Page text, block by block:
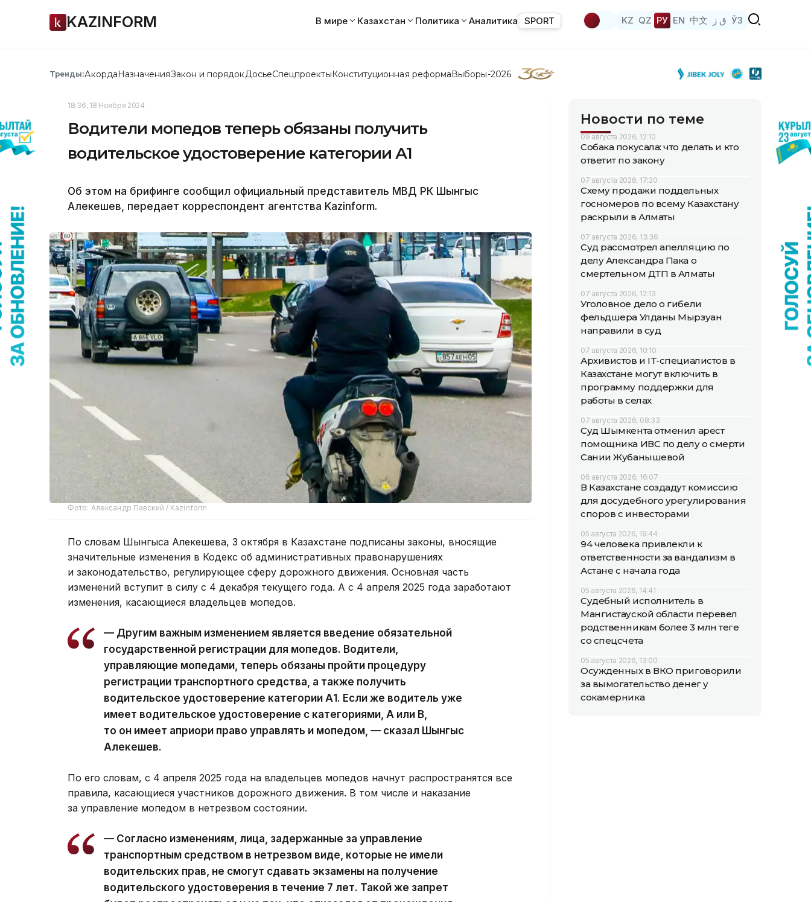
KAZINFORM В мире Казахстан Политика Аналитика SPORT KZ QZ РУ EN 中文 ق ز ЎЗ
Тренды:АкордаНазначенияЗакон и порядок ДосьеСпецпроектыКонституционная реформаВыборы-2026
18:36, 18 Ноября 2024
Водители мопедов теперь обязаны получить
водительское удостоверение категории А1
Об этом на брифинге сообщил официальный представитель МВД РК Шынгыс
Алекешев, передает корреспондент агентства Kazinform.
Фото: Александр Павский / Kazinform
По словам Шынгыса Алекешева, 3 октября в Казахстане подписаны законы, вносящие
значительные изменения в Кодекс об административных правонарушениях
и законодательство, регулирующее сферу дорожного движения. Основная часть
изменений вступит в силу с 4 декабря текущего года. А с 4 апреля 2025 года заработают
изменения, касающиеся владельцев мопедов.
— Другим важным изменением является введение обязательной
государственной регистрации для мопедов. Водители,
управляющие мопедами, теперь обязаны пройти процедуру
регистрации транспортного средства, а также получить
водительское удостоверение категории А1. Если же водитель уже
имеет водительское удостоверение с категориями, А или В,
то он имеет априори право управлять и мопедом, — сказал Шынгыс
Алекешев.
По его словам, с 4 апреля 2025 года на владельцев мопедов начнут распространятся все
правила, касающиеся участников дорожного движения. В том числе и наказание
за управление мопедом в нетрезвом состоянии.
— Согласно изменениям, лица, задержанные за управление
транспортным средством в нетрезвом виде, которые не имели
водительских прав, не смогут сдавать экзамены на получение
водительского удостоверения в течение 7 лет. Такой же запрет
Новости по теме
09 августа 2026, 12:10
Собака покусала: что делать и кто
ответит по закону
07 августа 2026, 17:20
Схему продажи поддельных
госномеров по всему Казахстану
раскрыли в Алматы
07 августа 2026, 13:36
Суд рассмотрел апелляцию по
делу Александра Пака о
смертельном ДТП в Алматы
07 августа 2026, 12:13
Уголовное дело о гибели
фельдшера Улданы Мырзуан
направили в суд
07 августа 2026, 10:10
Архивистов и IT-специалистов в
Казахстане могут включить в
программу поддержки для
работы в селах
07 августа 2026, 08:33
Суд Шымкента отменил арест
помощника ИВС по делу о смерти
Сании Жубанышевой
06 августа 2026, 16:07
В Казахстане создадут комиссию
для досудебного урегулирования
споров с инвесторами
05 августа 2026, 19:44
94 человека привлекли к
ответственности за вандализм в
Астане с начала года
05 августа 2026, 14:41
Судебный исполнитель в
Мангистауской области перевел
родственникам более 3 млн теңге
со спецсчета
05 августа 2026, 13:00
Осужденных в ВКО приговорили
за вымогательство денег у
сокамерника